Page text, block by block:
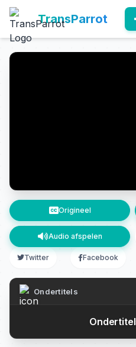
TransParrot
Origineel
Audio afspelen
Twitter Facebook
Ondertitels